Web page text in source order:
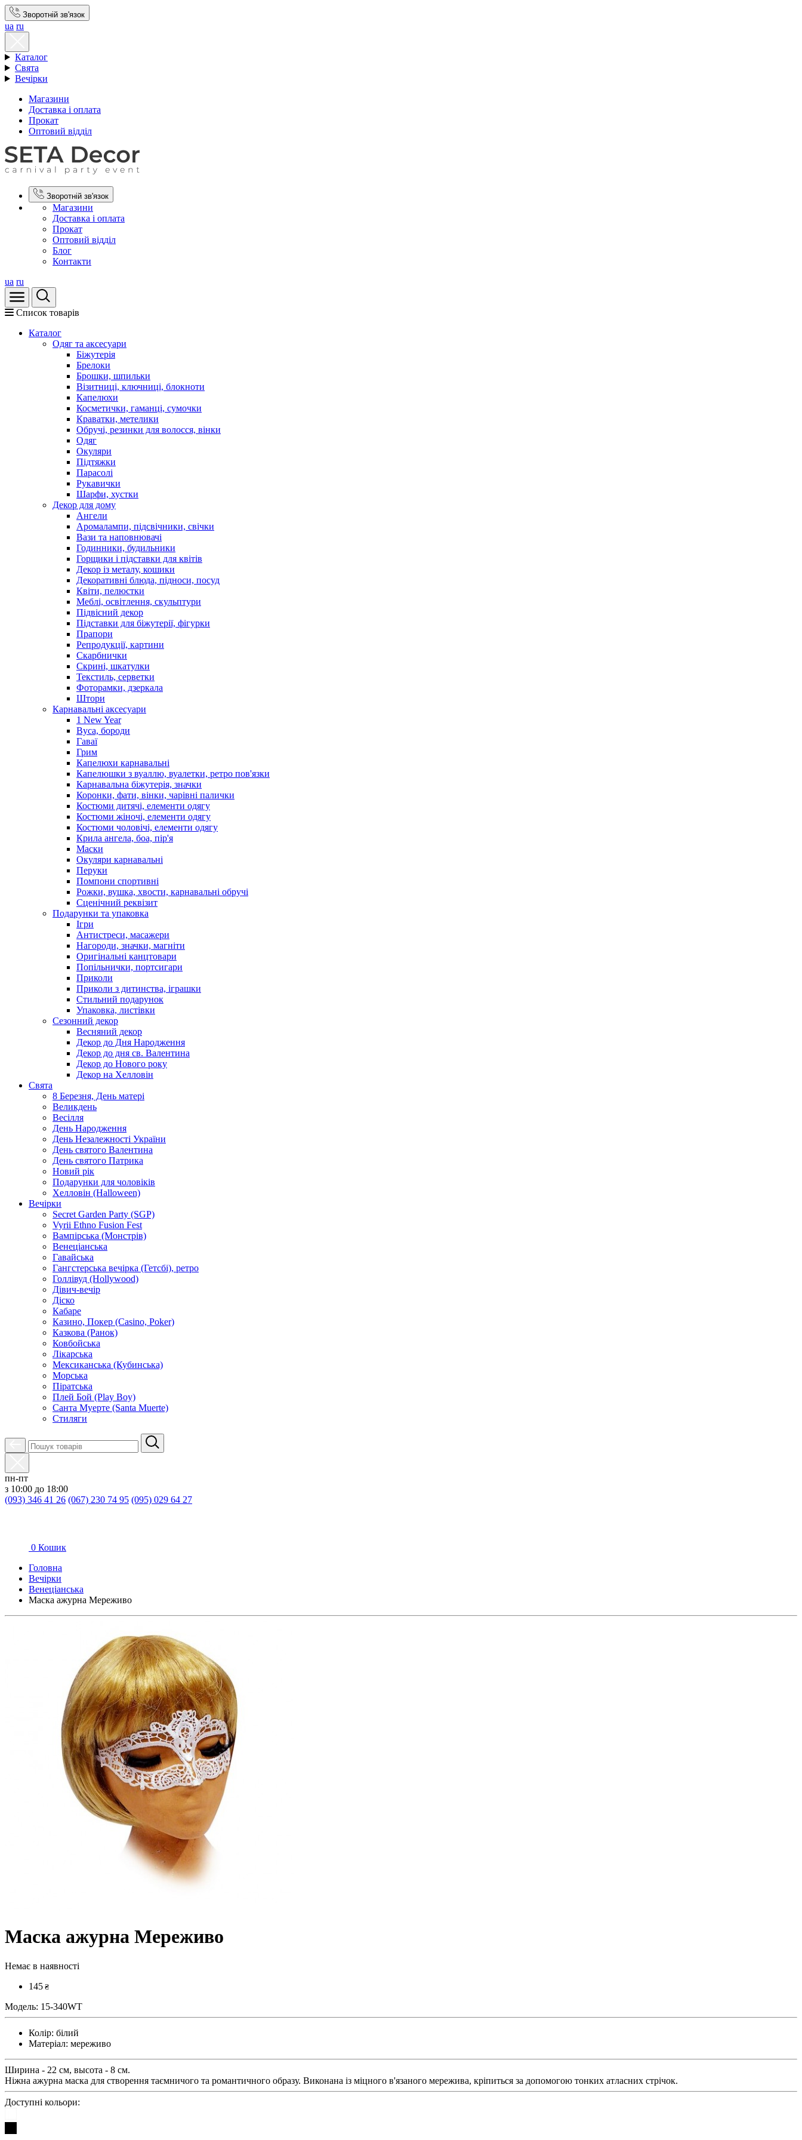
Зворотній зв'язок
ua ru
Каталог
Свята
Вечірки
Магазини
Доставка і оплата
Прокат
Оптовий відділ
Зворотній зв'язок
Магазини
Доставка і оплата
Прокат
Оптовий відділ
Блог
Контакти
ua ru
Список товарів
Каталог
Oдяг та аксесуари
Біжутерія
Брелоки
Брошки, шпильки
Візитниці, ключниці, блокноти
Капелюхи
Косметички, гаманці, сумочки
Краватки, метелики
Обручі, резинки для волосся, вінки
Одяг
Окуляри
Підтяжки
Парасолі
Рукавички
Шарфи, хустки
Декор для дому
Ангели
Аромалампи, підсвічники, свічки
Вази та наповнювачі
Годинники, будильники
Горщики і підставки для квітів
Декор із металу, кошики
Декоративні блюда, підноси, посуд
Квіти, пелюстки
Меблі, освітлення, скульптури
Підвісний декор
Підставки для біжутерії, фігурки
Прапори
Репродукції, картини
Скарбнички
Скрині, шкатулки
Текстиль, серветки
Фоторамки, дзеркала
Штори
Карнавальні аксесуари
1 New Year
Вуса, бороди
Гаваї
Грим
Капелюхи карнавальні
Капелюшки з вуаллю, вуалетки, ретро пов'язки
Карнавальна біжутерія, значки
Коронки, фати, вінки, чарівні палички
Костюми дитячі, елементи одягу
Костюми жіночі, елементи одягу
Костюми чоловічі, елементи одягу
Крила ангела, боа, пір'я
Маски
Окуляри карнавальні
Перуки
Помпони спортивні
Рожки, вушка, хвости, карнавальні обручі
Сценічний реквізит
Подарунки та упаковка
Ігри
Антистреси, масажери
Нагороди, значки, магніти
Оригінальні канцтовари
Попільнички, портсигари
Приколи
Приколи з дитинства, іграшки
Стильний подарунок
Упаковка, листівки
Сезонний декор
Весняний декор
Декор до Дня Народження
Декор до дня св. Валентина
Декор до Нового року
Декор на Хелловін
Свята
8 Березня, День матері
Великдень
Весілля
День Народження
День Незалежності України
День святого Валентина
День святого Патрика
Новий рік
Подарунки для чоловіків
Хелловін (Halloween)
Вечірки
Secret Garden Party (SGP)
Vyrii Ethno Fusion Fest
Вампірська (Монстрів)
Венеціанська
Гавайська
Гангстерська вечірка (Гетсбі), ретро
Голлівуд (Hollywood)
Дівич-вечір
Діско
Кабаре
Казино, Покер (Casino, Poker)
Казкова (Ранок)
Ковбойська
Лікарська
Мексиканська (Кубинська)
Морська
Піратська
Плей Бой (Play Boy)
Санта Муерте (Santa Muerte)
Стиляги
пн-пт
з 10:00 до 18:00
(093) 346 41 26 (067) 230 74 95 (095) 029 64 27
0 Кошик
Головна
Вечірки
Венеціанська
Маска ажурна Мереживо
Маска ажурна Мереживо
Немає в наявності
145 ₴
Модель: 15-340WT
Колір: білий
Матеріал: мереживо
Ширина - 22 см, высота - 8 см.
Ніжна ажурна маска для створення таємничого та романтичного образу. Виконана із міцного в'язаного мережива, кріпиться за допомогою тонких атласних стрічок.
Доступні кольори: